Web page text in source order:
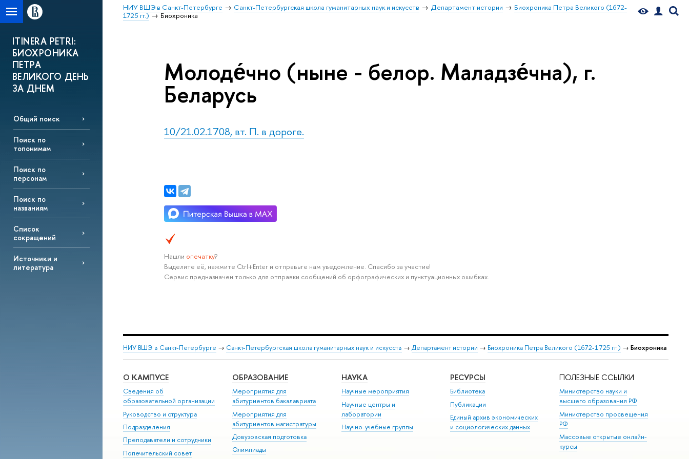
НИУ ВШЭ в Санкт-Петербурге Санкт-Петербургская школа гуманитарных наук и искусств Департамент истории
Биохроника Петра Великого (1672-
1725 гг.)
Биохроника
ITINERA PETRI:
БИОХРОНИКА
ПЕТРА
ВЕЛИКОГО ДЕНЬ
ЗА ДНЕМ
Общий поиск
Поиск по
топонимам
Поиск по
персонам
Поиск по
названиям
Список
сокращений
Источники и
литература
Молоде́чно (ныне - белор. Маладзе́чна), г.
Беларусь
10/21.02.1708, вт. П. в дороге.
Нашли опечатку?
Выделите её, нажмите Ctrl+Enter и отправьте нам уведомление. Спасибо за участие!
Сервис предназначен только для отправки сообщений об орфографических и пунктуационных ошибках.
НИУ ВШЭ в Санкт-Петербурге → Санкт-Петербургская школа гуманитарных наук и искусств → Департамент истории → Биохроника Петра Великого (1672-1725 гг.) → Биохроника
О КАМПУСЕ
Сведения об
образовательной организации
Руководство и структура
Подразделения
Преподаватели и сотрудники
Попечительский совет
ОБРАЗОВАНИЕ
Мероприятия для
абитуриентов бакалавриата
Мероприятия для
абитуриентов магистратуры
Довузовская подготовка
Олимпиады
НАУКА
Научные мероприятия
Научные центры и
лаборатории
Научно-учебные группы
РЕСУРСЫ
Библиотека
Публикации
Единый архив экономических
и социологических данных
ПОЛЕЗНЫЕ ССЫЛКИ
Министерство науки и
высшего образования РФ
Министерство просвещения
РФ
Массовые открытые онлайн-
курсы